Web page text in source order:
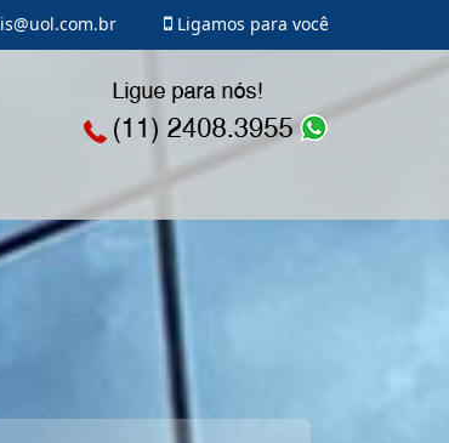
Ligamos para você